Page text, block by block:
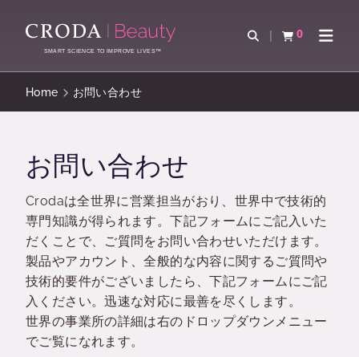
ン
を
ー
ス
SMART SCIENCE TO IMPROVE LIVES™
検索を開く
0
カートを確認す
ナビ
Home お問い合わせ
お問い合わせ
Crodaは全世界に営業担当がおり、世界中で技術的
専門知識が得られます。下記フォームにご記入いた
だくことで、ご質問をお問い合わせいただけます。
製品やアカウント、全般的な内容に関するご質問や
技術的要件がございましたら、下記フォームにご記
入ください。迅速な対応に最善を尽くします。
世界の事業所の詳細は右のドロップダウンメニュー
でご覧になれます。